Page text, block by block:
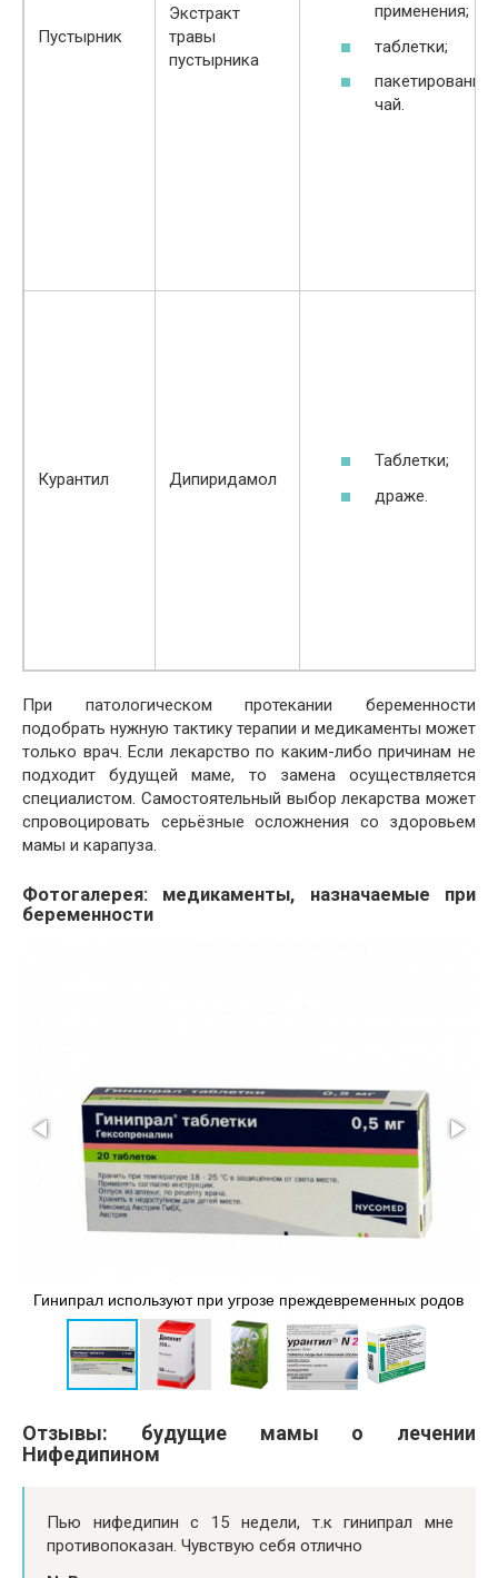
Пустырник
Экстракт
травы
пустырника
применения;
таблетки;
чай.
Курантил Дипиридамол
Таблетки;
драже.
При патологическом протекании беременности
подобрать нужную тактику терапии и медикаменты может
только врач. Если лекарство по каким-либо причинам не
подходит будущей маме, то замена осуществляется
специалистом. Самостоятельный выбор лекарства может
спровоцировать серьёзные осложнения со здоровьем
мамы и карапуза.
Фотогалерея: медикаменты, назначаемые при
беременности
Гинипрал используют при угрозе преждевременных родов
Отзывы: будущие мамы о лечении
Нифедипином
Пью нифедипин с 15 недели, т.к гинипрал мне
противопоказан. Чувствую себя отлично